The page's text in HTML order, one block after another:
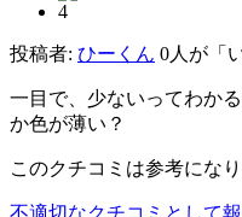
4
投稿者: ひーくん 0人が「
一目で、少ないってわか
か色が薄い？
このクチコミは参考にな